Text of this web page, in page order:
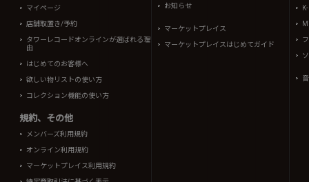
マイページ
店舗取置き/予約
タワーレコードオンラインが選ばれる理
由
はじめてのお客様へ
欲しい物リストの使い方
コレクション機能の使い方
規約、その他
メンバーズ利用規約
オンライン利用規約
マーケットプレイス利用規約
お知らせ
マーケットプレイス
マーケットプレイスはじめてガイド